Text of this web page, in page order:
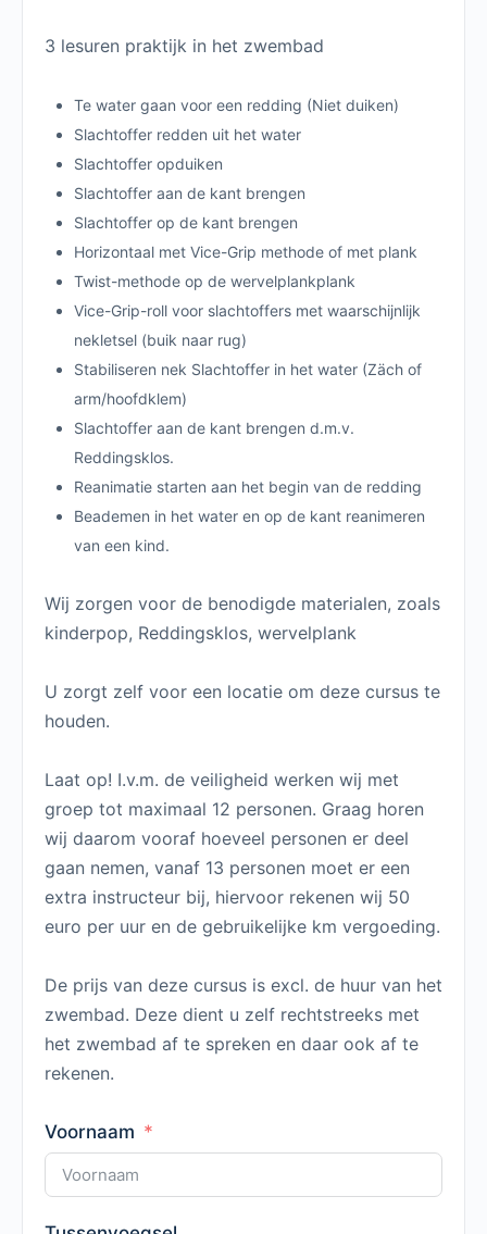
3 lesuren praktijk in het zwembad
Te water gaan voor een redding (Niet duiken)
Slachtoffer redden uit het water
Slachtoffer opduiken
Slachtoffer aan de kant brengen
Slachtoffer op de kant brengen
Horizontaal met Vice-Grip methode of met plank
Twist-methode op de wervelplankplank
Vice-Grip-roll voor slachtoffers met waarschijnlijk
nekletsel (buik naar rug)
Stabiliseren nek Slachtoffer in het water (Zäch of
arm/hoofdklem)
Slachtoffer aan de kant brengen d.m.v.
Reddingsklos.
Reanimatie starten aan het begin van de redding
Beademen in het water en op de kant reanimeren
van een kind.
Wij zorgen voor de benodigde materialen, zoals
kinderpop, Reddingsklos, wervelplank
U zorgt zelf voor een locatie om deze cursus te
houden.
Laat op! I.v.m. de veiligheid werken wij met
groep tot maximaal 12 personen. Graag horen
wij daarom vooraf hoeveel personen er deel
gaan nemen, vanaf 13 personen moet er een
extra instructeur bij, hiervoor rekenen wij 50
euro per uur en de gebruikelijke km vergoeding.
De prijs van deze cursus is excl. de huur van het
zwembad. Deze dient u zelf rechtstreeks met
het zwembad af te spreken en daar ook af te
rekenen.
Voornaam